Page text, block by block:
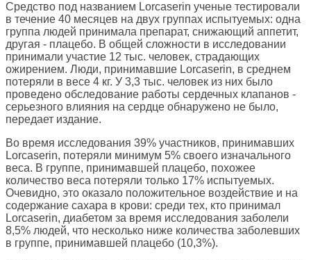
Средство под названием Lorcaserin ученые тестировали
в течение 40 месяцев на двух группах испытуемых: одна
группа людей принимала препарат, снижающий аппетит,
другая - плацебо. В общей сложности в исследовании
принимали участие 12 тыс. человек, страдающих
ожирением. Люди, принимавшие Lorcaserin, в среднем
потеряли в весе 4 кг. У 3,3 тыс. человек из них было
проведено обследование работы сердечных клапанов -
серьезного влияния на сердце обнаружено не было,
передает издание.
Во время исследования 39% участников, принимавших
Lorcaserin, потеряли минимум 5% своего изначального
веса. В группе, принимавшей плацебо, похожее
количество веса потеряли только 17% испытуемых.
Очевидно, это оказало положительное воздействие и на
содержание сахара в крови: среди тех, кто принимал
Lorcaserin, диабетом за время исследования заболели
8,5% людей, что несколько ниже количества заболевших
в группе, принимавшей плацебо (10,3%).